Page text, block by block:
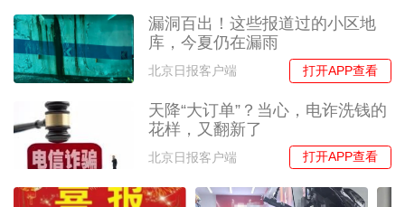
漏洞百出！这些报道过的小区地
库，今夏仍在漏雨
北京日报客户端 打开APP查看
天降“大订单”？当心，电诈洗钱的
花样，又翻新了
北京日报客户端 打开APP查看